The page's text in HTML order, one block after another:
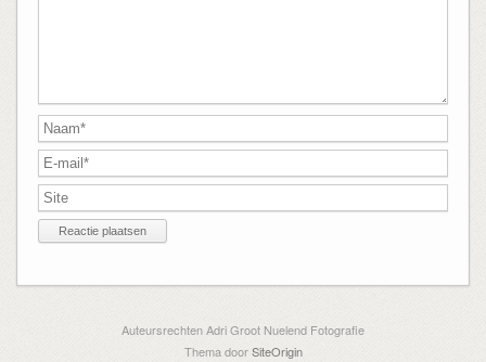
Auteursrechten Adri Groot Nuelend Fotografie
Thema doorSiteOrigin